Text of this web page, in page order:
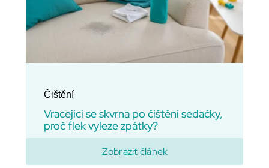
Čištění
Vracející se skvrna po čištění sedačky,
proč flek vyleze zpátky?
Zobrazit článek